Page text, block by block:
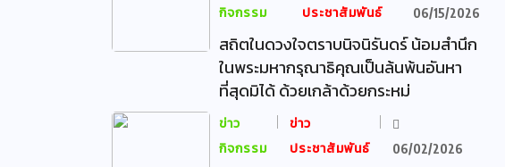
กิจกรรม
ประชาสัมพันธ์
06/15/2026
สถิตในดวงใจตราบนิจนิรันดร์ น้อมสำนึก
ในพระมหากรุณาธิคุณเป็นล้นพ้นอันหา
ที่สุดมิได้ ด้วยเกล้าด้วยกระหม่
ข่าว
กิจกรรม
ข่าว
ประชาสัมพันธ์
06/02/2026